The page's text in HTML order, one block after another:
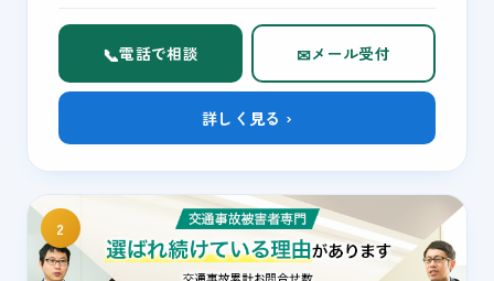
📞電話で相談 ✉メール受付
詳しく見る ›
2